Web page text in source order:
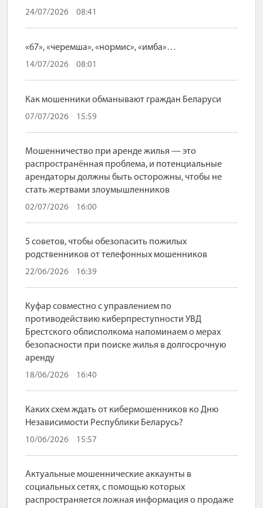
24/07/2026 08:41
«67», «черемша», «нормис», «имба»…
14/07/2026 08:01
Как мошенники обманывают граждан Беларуси
07/07/2026 15:59
Мошенничество при аренде жилья — это
распространённая проблема, и потенциальные
арендаторы должны быть осторожны, чтобы не
стать жертвами злоумышленников
02/07/2026 16:00
5 советов, чтобы обезопасить пожилых
родственников от телефонных мошенников
22/06/2026 16:39
Куфар совместно с управлением по
противодействию киберпреступности УВД
Брестского облисполкома напоминаем о мерах
безопасности при поиске жилья в долгосрочную
аренду
18/06/2026 16:40
Каких схем ждать от кибермошенников ко Дню
Независимости Республики Беларусь?
10/06/2026 15:57
Актуальные мошеннические аккаунты в
социальных сетях, с помощью которых
распространяется ложная информация о продаже